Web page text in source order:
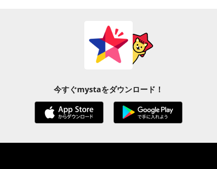
今すぐmystaをダウンロード！